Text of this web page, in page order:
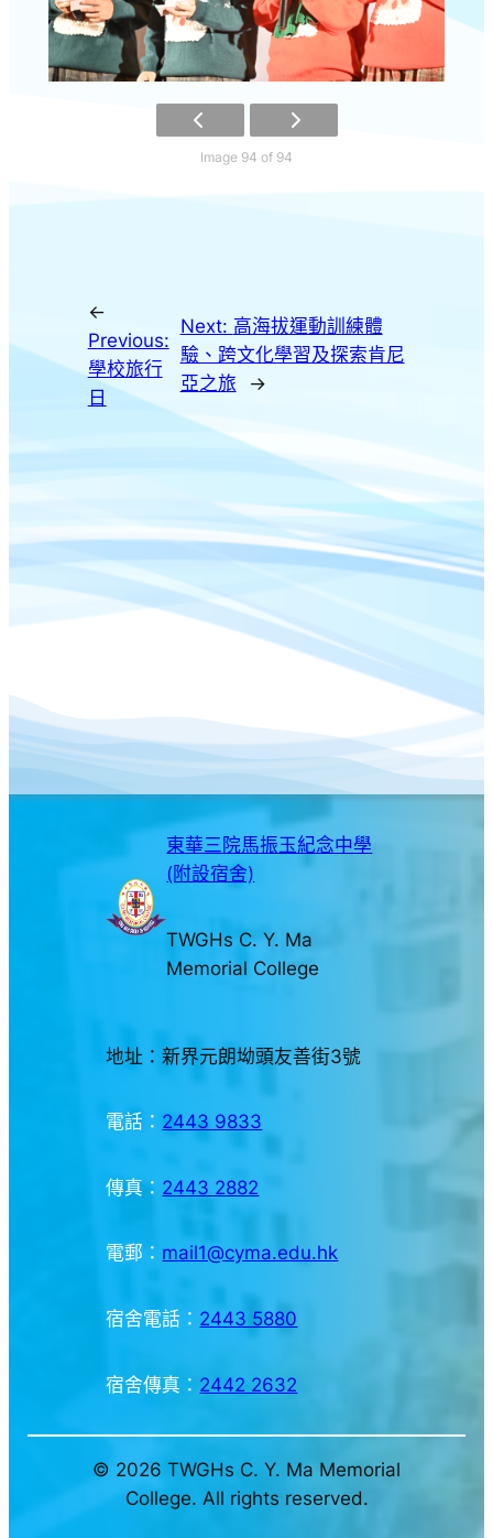
Image 94 of 94
←
Previous:
學校旅行
日
Next: 高海拔運動訓練體
驗、跨文化學習及探索肯尼
亞之旅
→
東華三院馬振玉紀念中學
(附設宿舍)
TWGHs C. Y. Ma
Memorial College
地址：新界元朗坳頭友善街3號
電話： 2443 9833
傳真： 2443 2882
電郵： mail1@cyma.edu.hk
宿舍電話： 2443 5880
宿舍傳真： 2442 2632
© 2026 TWGHs C. Y. Ma Memorial
College. All rights reserved.